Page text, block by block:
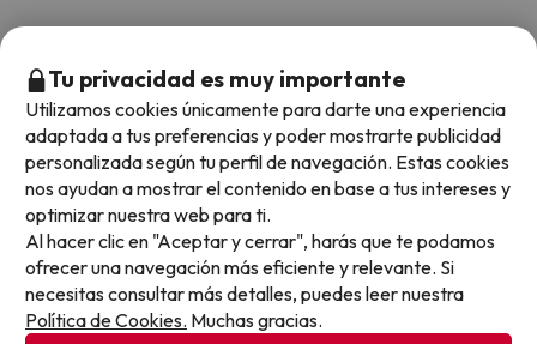
Recommended?
El Grupotel Conil Playa Adults Recommended ofrece Wi-Fi
gratuito en zonas comunes.
El Grupotel Conil Playa Adults Recommended ofrece Wi-Fi de
pago.
El Grupotel Conil Playa Adults Recommended dispone de Wi-
Fi.
¿Hay piscina en Grupotel Conil Playa Adults
Recommended?
Sí, Grupotel Conil Playa Adults Recommended tiene piscina (este
servicio puede ser de pago) Aquí tienes más info sobre la piscina y
otras instalaciones.
Piscina al aire libre (temporada de verano)
¿Hay recepción 24 horas en Grupotel Conil Playa
Adults Recommended?
Sí, Grupotel Conil Playa Adults Recommended tiene recepción 24
Tu privacidad es muy importante
Utilizamos cookies únicamente para darte una experiencia
adaptada a tus preferencias y poder mostrarte publicidad
personalizada según tu perfil de navegación. Estas cookies
nos ayudan a mostrar el contenido en base a tus intereses y
optimizar nuestra web para ti.
Al hacer clic en "Aceptar y cerrar", harás que te podamos
ofrecer una navegación más eficiente y relevante. Si
necesitas consultar más detalles, puedes leer nuestra
Política de Cookies. Muchas gracias.